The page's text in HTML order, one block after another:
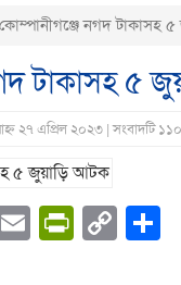
নগদ টাকাসহ
টাকাসহ ৫
২৭ এপ্রিল ২০২৩ | সংবাদটি
EmailCopy